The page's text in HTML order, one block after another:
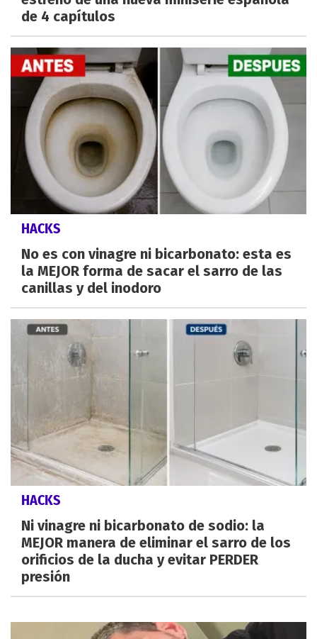
de 4 capítulos
HACKS
No es con vinagre ni bicarbonato: esta es
la MEJOR forma de sacar el sarro de las
canillas y del inodoro
HACKS
Ni vinagre ni bicarbonato de sodio: la
MEJOR manera de eliminar el sarro de los
orificios de la ducha y evitar PERDER
presión